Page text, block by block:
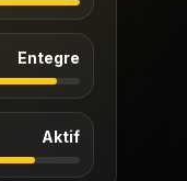
Entegre
Aktif